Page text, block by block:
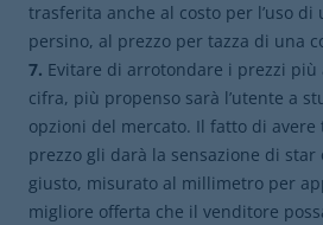
trasferita anche al costo per l’uso
persino, al prezzo per tazza di una
7. Evitare di arrotondare i prezzi più
cifra, più propenso sarà l’utente a
opzioni del mercato. Il fatto di avere
prezzo gli darà la sensazione di
giusto, misurato al millimetro per
migliore offerta che il venditore